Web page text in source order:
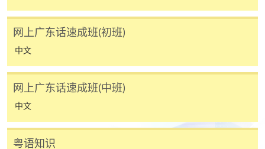
亲临学院各报名中心递交划线支票、报名表格及有关
证明文件；
或可将上述文件一并寄交各报名中心，信封上请注明
「报读课程」，惟学院对邮递失误而遗失的支票及个
人资料概不负责。
3. VISA / Mastercard
网上广东话速成班(初班)
中文
网上广东话速成班(中班)
中文
粤语知识